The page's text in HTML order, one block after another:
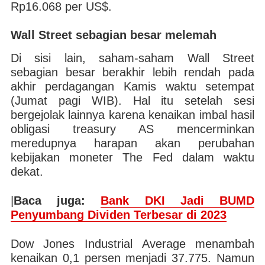
Rp16.068 per US$.
Wall Street sebagian besar melemah
Di sisi lain, saham-saham Wall Street
sebagian besar berakhir lebih rendah pada
akhir perdagangan Kamis waktu setempat
(Jumat pagi WIB). Hal itu setelah sesi
bergejolak lainnya karena kenaikan imbal hasil
obligasi treasury AS mencerminkan
meredupnya harapan akan perubahan
kebijakan moneter The Fed dalam waktu
dekat.
Baca juga: Bank DKI Jadi BUMD
Penyumbang Dividen Terbesar di 2023
Dow Jones Industrial Average menambah
kenaikan 0,1 persen menjadi 37.775. Namun